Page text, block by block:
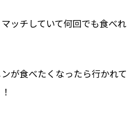
ッチしていて何回でも食べれ
が食べたくなったら行かれて